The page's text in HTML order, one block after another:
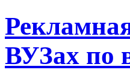
ВУЗах по